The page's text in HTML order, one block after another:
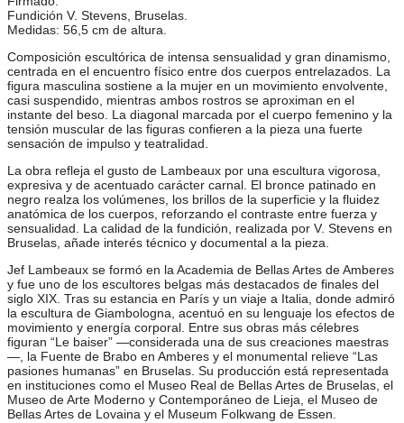
Fundición V. Stevens, Bruselas.
Medidas: 56,5 cm de altura.
Composición escultórica de intensa sensualidad y gran dinamismo,
centrada en el encuentro físico entre dos cuerpos entrelazados. La
figura masculina sostiene a la mujer en un movimiento envolvente,
casi suspendido, mientras ambos rostros se aproximan en el
instante del beso. La diagonal marcada por el cuerpo femenino y la
tensión muscular de las figuras confieren a la pieza una fuerte
sensación de impulso y teatralidad.
La obra refleja el gusto de Lambeaux por una escultura vigorosa,
expresiva y de acentuado carácter carnal. El bronce patinado en
negro realza los volúmenes, los brillos de la superficie y la fluidez
anatómica de los cuerpos, reforzando el contraste entre fuerza y
sensualidad. La calidad de la fundición, realizada por V. Stevens en
Bruselas, añade interés técnico y documental a la pieza.
Jef Lambeaux se formó en la Academia de Bellas Artes de Amberes
y fue uno de los escultores belgas más destacados de finales del
siglo XIX. Tras su estancia en París y un viaje a Italia, donde admiró
la escultura de Giambologna, acentuó en su lenguaje los efectos de
movimiento y energía corporal. Entre sus obras más célebres
figuran “Le baiser” —considerada una de sus creaciones maestras
—, la Fuente de Brabo en Amberes y el monumental relieve “Las
pasiones humanas” en Bruselas. Su producción está representada
en instituciones como el Museo Real de Bellas Artes de Bruselas, el
Museo de Arte Moderno y Contemporáneo de Lieja, el Museo de
Bellas Artes de Lovaina y el Museum Folkwang de Essen.